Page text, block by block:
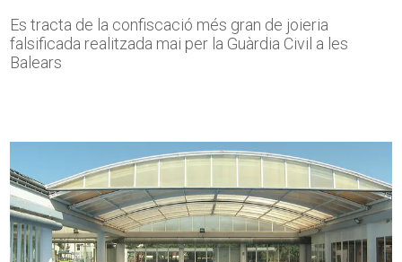
Es tracta de la confiscació més gran de joieria
falsificada realitzada mai per la Guàrdia Civil a les
Balears